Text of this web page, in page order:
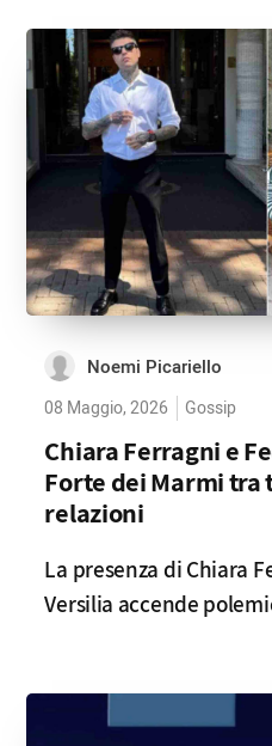
Noemi Picariello
08 Maggio, 2026 Gossip
Chiara Ferragni e
Forte dei Marmi tra
relazioni
La presenza di Chiara
Versilia accende